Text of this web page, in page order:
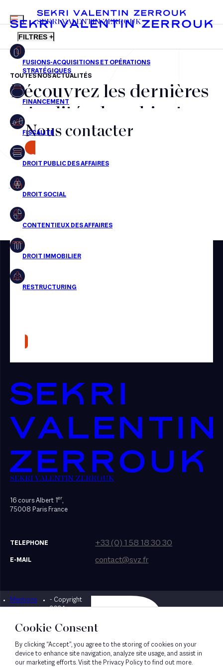
FR EN
MENU
SEKRI VALENTIN ZERROUK
FILTRES +
Fusions-acquisitions et opérations stratégiques
Financement
Fiscalité
Droit public des affaires
Droit social
Droit immobilier
Restructuring
Presse
TOUTES NOS ACTUALITÉS
Découvrez les dernières
actualités du cabinet,
nos récompenses et nos
transactions, jour après
jour
Aucun résultats pour cette recherche
Nous contacter
SEKRI VALENTIN ZERROUK
16 cours Albert 1er,
75008 Paris France
TELEPHONE +33 (0) 1 58 18 30 30
E-MAIL contact@svz.fr
Mentions
légales
- Copyright
2024
Designed by Bonhomme
Cookie Consent
By clicking “Accept”, you agree to the storing of cookies on your
device to enhance site navigation, analyze site usage, and assist in
our marketing efforts. Visit the Privacy Policy to find out more.